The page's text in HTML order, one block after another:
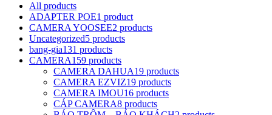
All products
ADAPTER POE1 product
CAMERA YOOSEE2 products
Uncategorized5 products
bang-gia131 products
CAMERA159 products
CAMERA DAHUA19 products
CAMERA EZVIZ19 products
CAMERA IMOU16 products
CÁP CAMERA8 products